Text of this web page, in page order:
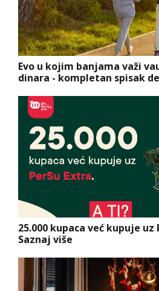
Evo u kojim banjama važi
dinara - kompletan spisak
25.000 kupaca već kupuje uz
Saznaj više